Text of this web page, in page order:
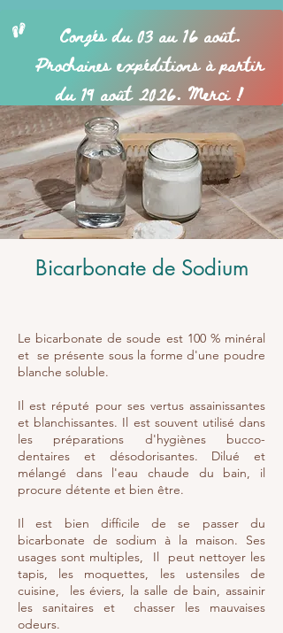
Bicarbonate de Sodium
Le bicarbonate de soude est 100 % minéral
et se présente sous la forme d'une poudre
blanche soluble.
Il est réputé pour ses vertus assainissantes
et blanchissantes. Il est souvent utilisé dans
les préparations d'hygiènes bucco-
dentaires et désodorisantes. Dilué et
mélangé dans l'eau chaude du bain, il
procure détente et bien être.
Il est bien difficile de se passer du
bicarbonate de sodium à la maison. Ses
usages sont multiples, Il peut nettoyer les
tapis, les moquettes, les ustensiles de
cuisine, les éviers, la salle de bain, assainir
les sanitaires et chasser les mauvaises
odeurs.